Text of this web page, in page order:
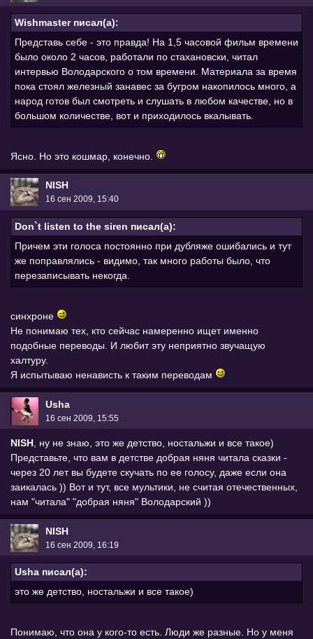
Wishmaster писал(а):
Представь себе - это правда! На 1,5 часовой фильм времени
было около 2 часов, работали по стахановски, читал
интервью Володарского о том времени. Материала за время
пока стоял железный занавес за бугром накопилось много, а
народ готов был смотреть и слушать в любом качестве, но в
большом количестве, вот и приходилось вкалывать.
Ясно. Но это кошмар, конечно.
NISH
16 сен 2009, 15:40
Don`t listen to the siren писал(а):
Причем эти голоса постоянно при дубляже ошибались и тут
же поправлялись - видимо, так много работы было, что
перезаписывать некогда.
синхроне
Не понимаю тех, кто сейчас намеренно ищет именно
подобные переводы. И любит эту неприятно звучащую
халтуру.
Я испытываю ненависть к таким переводам
Usha
16 сен 2009, 15:55
NISH , ну не знаю, это же детство, ностальжи и все такое)
Представьте, что вам в детстве добрая няня читала сказки -
через 20 лет вы будете скучать по ее голосу, даже если она
заикалась )) Вот и тут, все мультики, не считая отечественных,
нам "читала" "добрая няня" Володарский ))
NISH
16 сен 2009, 16:19
Usha писал(а):
это же детство, ностальжи и все такое)
Понимаю, что она у кого-то есть. Люди же разные. Но у меня